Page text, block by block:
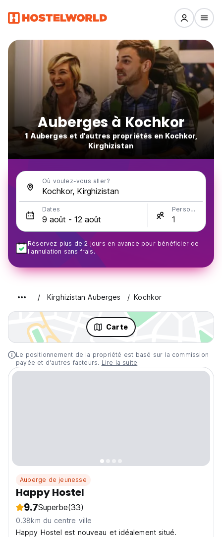
Auberges à Kochkor
1 Auberges et d'autres propriétés en Kochkor,
Kirghizistan
Où voulez-vous aller?
Dates Personnes
Réservez plus de 2 jours en avance pour bénéficier de
l'annulation sans frais.
Kirghizistan Auberges Kochkor
Carte
Le positionnement de la propriété est basé sur la commission
payée et d'autres facteurs. Lire la suite
Auberge de jeunesse
Happy Hostel
9.7Superbe(33)
0.38km du centre ville
Happy Hostel est nouveau et idéalement situé.